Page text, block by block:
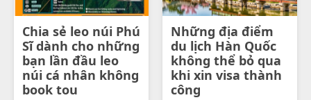
Chia sẻ leo núi Phú
Sĩ dành cho những
bạn lần đầu leo
núi cá nhân không
book tou
Những địa điểm
du lịch Hàn Quốc
không thể bỏ qua
khi xin visa thành
công